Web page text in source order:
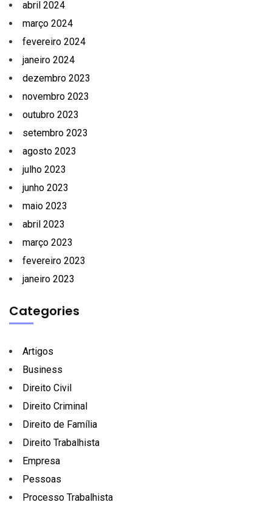
abril 2024
março 2024
fevereiro 2024
janeiro 2024
dezembro 2023
novembro 2023
outubro 2023
setembro 2023
agosto 2023
julho 2023
junho 2023
maio 2023
abril 2023
março 2023
fevereiro 2023
janeiro 2023
Categories
Artigos
Business
Direito Civil
Direito Criminal
Direito de Família
Direito Trabalhista
Empresa
Pessoas
Processo Trabalhista